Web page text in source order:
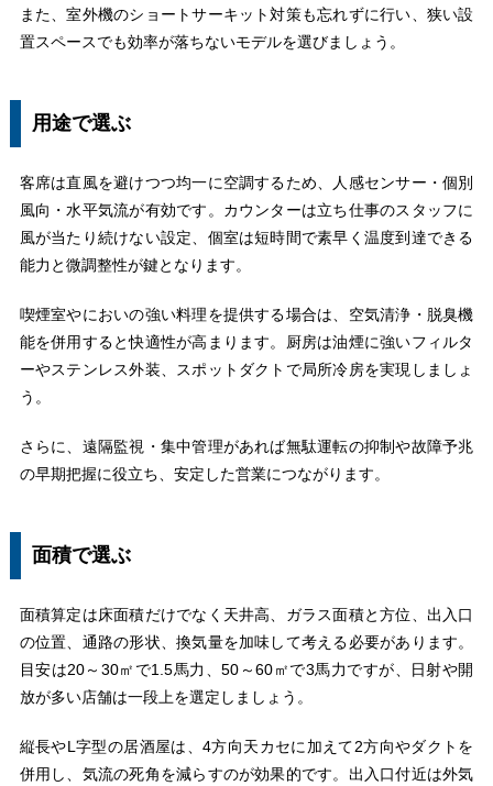
また、室外機のショートサーキット対策も忘れずに行い、狭い設
置スペースでも効率が落ちないモデルを選びましょう。
用途で選ぶ
客席は直風を避けつつ均一に空調するため、人感センサー・個別
風向・水平気流が有効です。カウンターは立ち仕事のスタッフに
風が当たり続けない設定、個室は短時間で素早く温度到達できる
能力と微調整性が鍵となります。
喫煙室やにおいの強い料理を提供する場合は、空気清浄・脱臭機
能を併用すると快適性が高まります。厨房は油煙に強いフィルタ
ーやステンレス外装、スポットダクトで局所冷房を実現しましょ
う。
さらに、遠隔監視・集中管理があれば無駄運転の抑制や故障予兆
の早期把握に役立ち、安定した営業につながります。
面積で選ぶ
面積算定は床面積だけでなく天井高、ガラス面積と方位、出入口
の位置、通路の形状、換気量を加味して考える必要があります。
目安は20～30㎡で1.5馬力、50～60㎡で3馬力ですが、日射や開
放が多い店舗は一段上を選定しましょう。
縦長やL字型の居酒屋は、4方向天カセに加えて2方向やダクトを
併用し、気流の死角を減らすのが効果的です。出入口付近は外気